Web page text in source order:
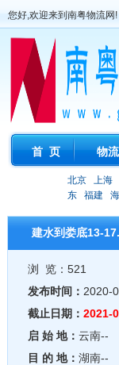
您好,欢迎来到南粤物流网!
首 页 物
北京 上海
东
福建
建水到娄底13-
浏 览：521
发布时间： 2020-
截止日期： 2021-
启 始 地： 云南--
目 的 地： 湖南--